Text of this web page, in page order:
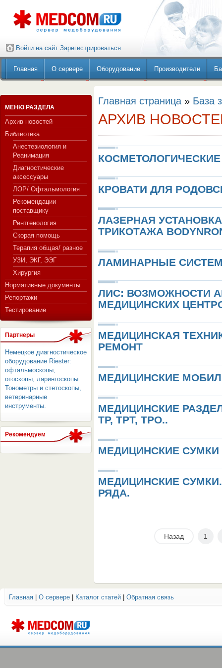
СЕРВЕР МЕДИЦИНСКОГО
Войти на сайт Зарегистрироваться
Главная О сервере Оборудование Производители
МЕНЮ РАЗДЕЛА
Архив новостей
Библиотека
Анестезиология и
Реанимация
Диагностические
аксессуары
ЛОР/ Офтальмология
Рекомендации
поставщику
Рентгенология
Скорая помощь
Терапия общая/ разное
УЗИ, ЭКГ, ЭЭГ
Хирургия
Нормативные документы
Репортажи
Тестирование
Партнеры
Немецкое диагностическое
оборудование Riester:
офтальмоскопы,
отоскопы, ларингоскопы.
Тонометры и стетоскопы,
ветеринарные
инструменты.
Рекомендуем
Главная страница » База
АРХИВ
КРОВАТИ ДЛЯ
ЛАЗЕРНАЯ
ТРИКОТАЖА
ЛАМИНАРНЫЕ
ЛИС: ВОЗМОЖНОСТИ
МЕДИЦИНСКИХ
МЕДИЦИНСКАЯ
РЕМОНТ
МЕДИЦИНСКИЕ
МЕДИЦИНСКИЕ
ТР, ТРТ, ТРО..
МЕДИЦИНСКИЕ СУМКИ
МЕДИЦИНСКИЕ
РЯДА.
Назад 1
Главная О сервере Каталог статей Обратная связь